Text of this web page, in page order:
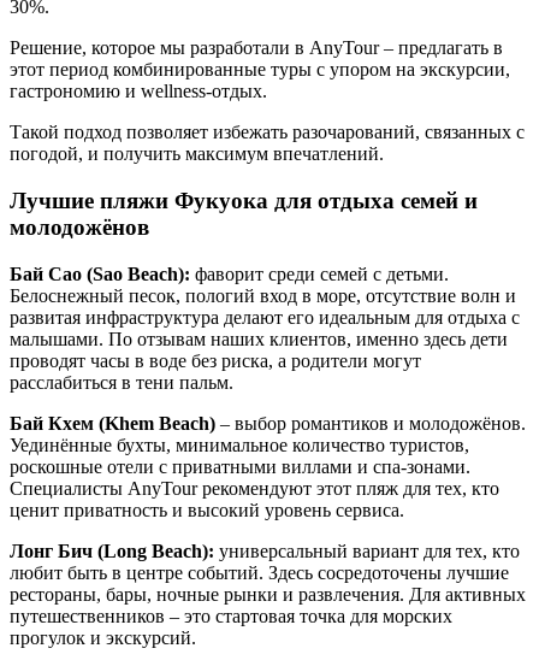
30%.
Решение, которое мы разработали в AnyTour – предлагать в
этот период комбинированные туры с упором на экскурсии,
гастрономию и wellness-отдых.
Такой подход позволяет избежать разочарований, связанных с
погодой, и получить максимум впечатлений.
Лучшие пляжи Фукуока для отдыха семей и
молодожёнов
Бай Сао (Sao Beach): фаворит среди семей с детьми.
Белоснежный песок, пологий вход в море, отсутствие волн и
развитая инфраструктура делают его идеальным для отдыха с
малышами. По отзывам наших клиентов, именно здесь дети
проводят часы в воде без риска, а родители могут
расслабиться в тени пальм.
Бай Кхем (Khem Beach) – выбор романтиков и молодожёнов.
Уединённые бухты, минимальное количество туристов,
роскошные отели с приватными виллами и спа-зонами.
Специалисты AnyTour рекомендуют этот пляж для тех, кто
ценит приватность и высокий уровень сервиса.
Лонг Бич (Long Beach): универсальный вариант для тех, кто
любит быть в центре событий. Здесь сосредоточены лучшие
рестораны, бары, ночные рынки и развлечения. Для активных
путешественников – это стартовая точка для морских
прогулок и экскурсий.